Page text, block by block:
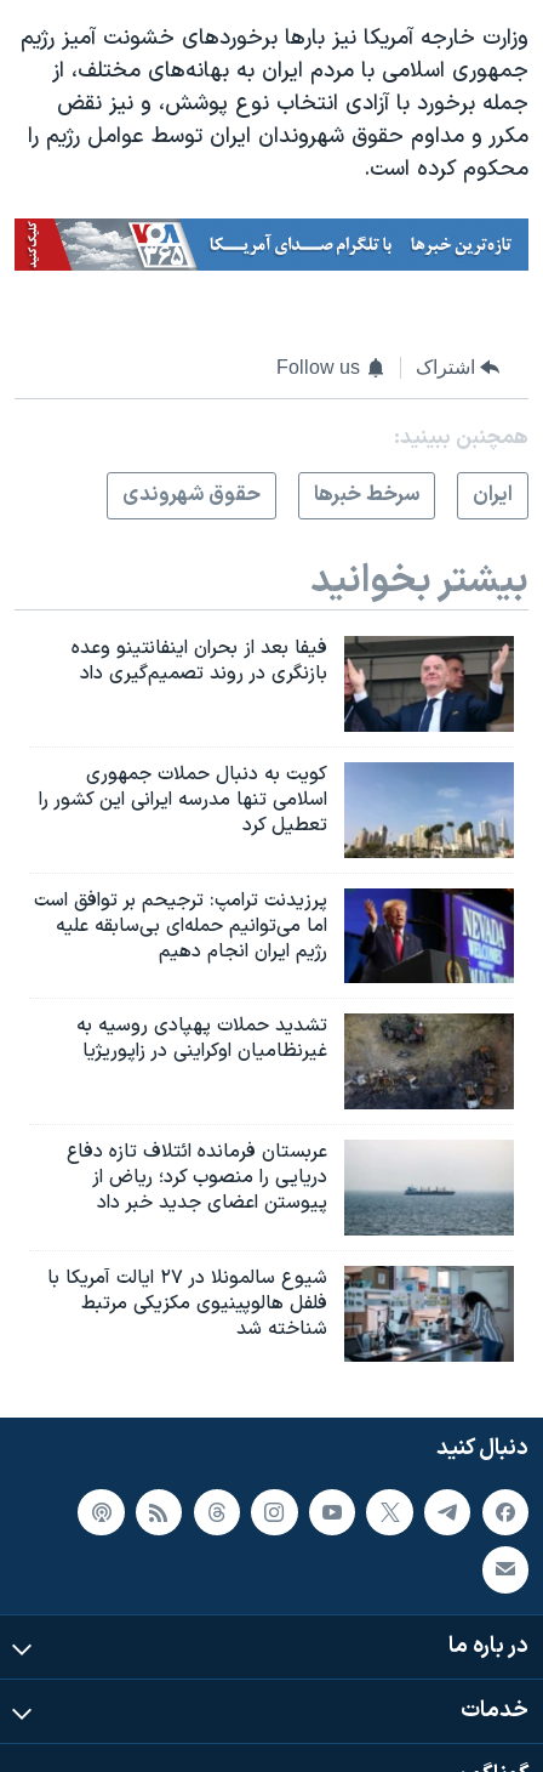
وزارت خارجه آمریکا نیز بارها برخوردهای خشونت آمیز رژیم
جمهوری اسلامی با مردم ایران به بهانه‌های مختلف، از
جمله برخورد با آزادی انتخاب نوع پوشش، و نیز نقض
مکرر و مداوم حقوق شهروندان ایران توسط عوامل رژیم را
محکوم کرده است.
اشتراک Follow us
همچنبن ببینید:
ايران
سرخط خبرها حقوق شهروندی
بیشتر بخوانید
فیفا بعد از بحران اینفانتینو وعده
بازنگری در روند تصمیم‌گیری داد
کویت به دنبال حملات جمهوری
اسلامی تنها مدرسه ایرانی این کشور را
تعطیل کرد
پرزیدنت ترامپ: ترجیحم بر توافق است
اما می‌توانیم حمله‌ای بی‌سابقه علیه
رژیم ایران انجام دهیم
تشدید حملات پهپادی روسیه به
غیرنظامیان اوکراینی در زاپوریژیا
عربستان فرمانده ائتلاف تازه دفاع
دریایی را منصوب کرد؛ ریاض از
پیوستن اعضای جدید خبر داد
شیوع سالمونلا در ۲۷ ایالت آمریکا با
فلفل هالوپینیوی مکزیکی مرتبط
شناخته شد
دنبال کنید
در باره ما
خدمات